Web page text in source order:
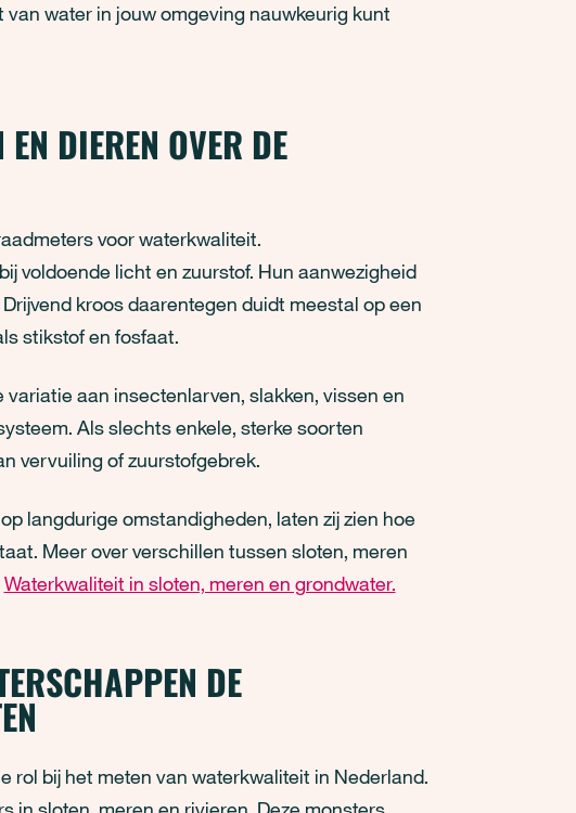
van water in jouw omgeving nauwkeurig kunt
EN DIEREN OVER DE
voor waterkwaliteit.
voldoende licht en zuurstof. Hun aanwezigheid
kroos daarentegen duidt meestal op een
stikstof en fosfaat.
aan insectenlarven, slakken, vissen en
Als slechts enkele, sterke soorten
vervuiling of zuurstofgebrek.
langdurige omstandigheden, laten zij zien hoe
Meer over verschillen tussen sloten, meren
Waterkwaliteit in sloten, meren en grondwater.
DE
rol bij het meten van waterkwaliteit in Nederland.